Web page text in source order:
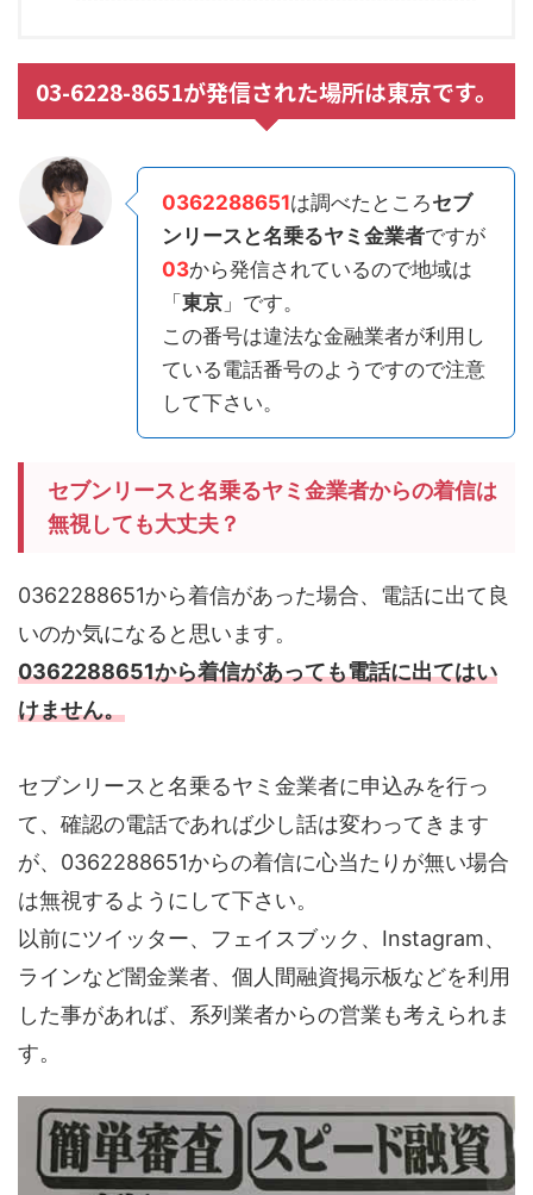
03-6228-8651が発信された場所は東京です。
0362288651は調べたところセブ
ンリースと名乗るヤミ金業者ですが
03から発信されているので地域は
「 東京 」です。
この番号は違法な金融業者が利用し
ている電話番号のようですので注意
して下さい。
セブンリースと名乗るヤミ金業者からの着信は
無視しても大丈夫？
0362288651から着信があった場合、電話に出て良
いのか気になると思います。
0362288651から着信があっても電話に出てはい
けません。
セブンリースと名乗るヤミ金業者に申込みを行っ
て、確認の電話であれば少し話は変わってきます
が、0362288651からの着信に心当たりが無い場合
は無視するようにして下さい。
以前にツイッター、フェイスブック、Instagram、
ラインなど闇金業者、個人間融資掲示板などを利用
した事があれば、系列業者からの営業も考えられま
す。